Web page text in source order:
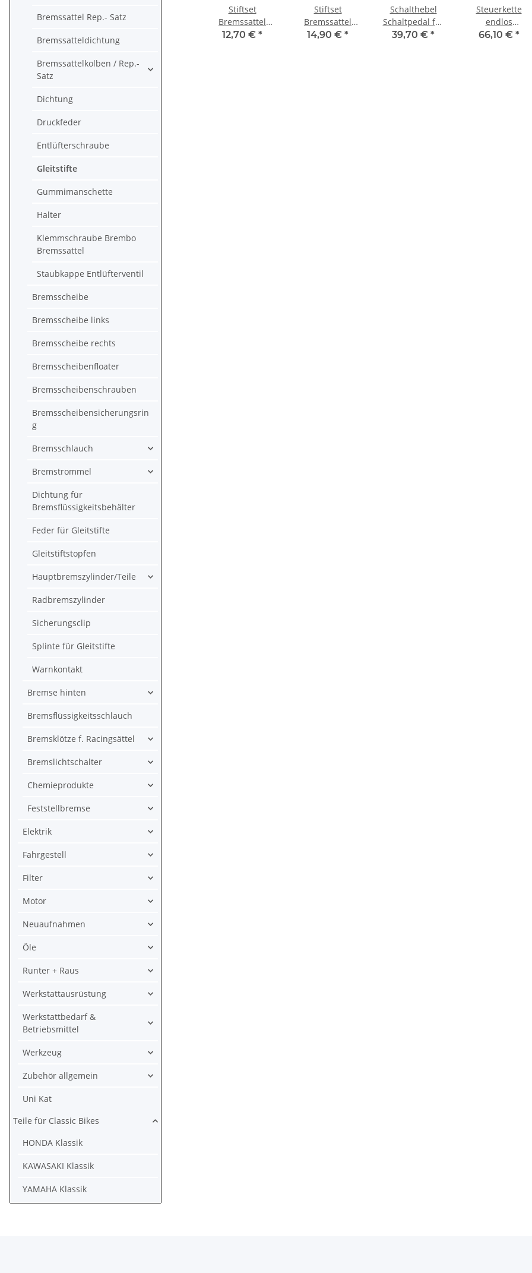
Stiftset
Bremssattel
Bolzen PPS-910
12,70 € *
Stiftset
Bremssattel
Bolzen PPS-914
14,90 € *
Schalthebel
Schaltpedal für
Suzuki GSX 1300
39,70 € *
Steuerkette
endlos
geschlossen für
66,10 € *
Bremssattel Rep.- Satz
Bremssatteldichtung
Bremssattelkolben / Rep.-
Satz
Dichtung
Druckfeder
Entlüfterschraube
Gleitstifte
Gummimanschette
Halter
Klemmschraube Brembo
Bremssattel
Staubkappe Entlüfterventil
Bremsscheibe
Bremsscheibe links
Bremsscheibe rechts
Bremsscheibenfloater
Bremsscheibenschrauben
Bremsscheibensicherungsrin
g
Bremsschlauch
Bremstrommel
Dichtung für
Bremsflüssigkeitsbehälter
Feder für Gleitstifte
Gleitstiftstopfen
Hauptbremszylinder/Teile
Radbremszylinder
Sicherungsclip
Splinte für Gleitstifte
Warnkontakt
Bremse hinten
Bremsflüssigkeitsschlauch
Bremsklötze f. Racingsättel
Bremslichtschalter
Chemieprodukte
Feststellbremse
Elektrik
Fahrgestell
Filter
Motor
Neuaufnahmen
Öle
Runter + Raus
Werkstattausrüstung
Werkstattbedarf &
Betriebsmittel
Werkzeug
Zubehör allgemein
Uni Kat
Teile für Classic Bikes
HONDA Klassik
KAWASAKI Klassik
YAMAHA Klassik